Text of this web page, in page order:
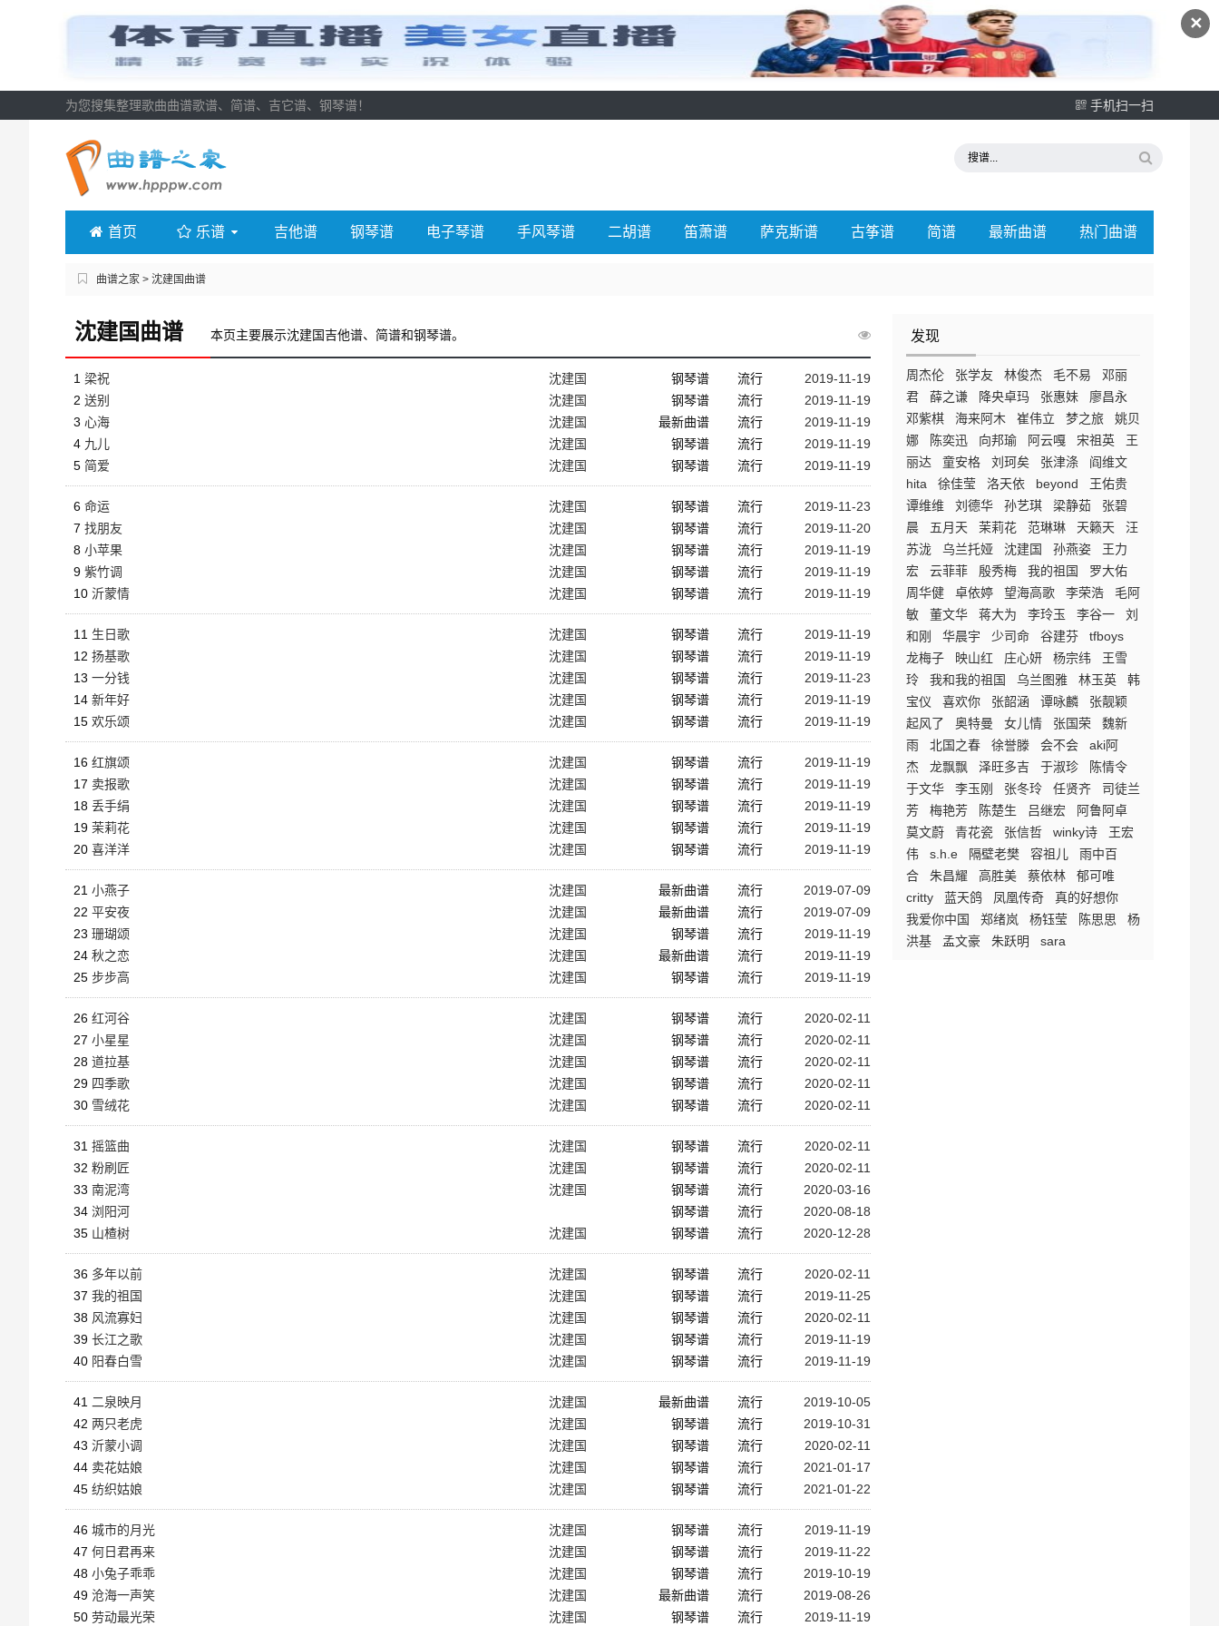
✕
为您搜集整理歌曲曲谱歌谱、简谱、吉它谱、钢琴谱！ 手机扫一扫
首页 乐谱 吉他谱 钢琴谱 电子琴谱 手风琴谱 二胡谱 笛萧谱 萨克斯谱 古筝谱 简谱 最新曲谱 热门曲谱
曲谱之家 > 沈建国曲谱
发现
周杰伦 张学友 林俊杰 毛不易
邓丽
君
薛之谦 降央卓玛 张惠妹
廖昌永
邓紫棋
海来阿木 崔伟立 梦之旅
姚贝
娜
陈奕迅 向邦瑜 阿云嘎 宋祖英
王
丽达
童安格 刘珂矣 张津涤
阎维文
hita
徐佳莹 洛天依 beyond
王佑贵
谭维维
刘德华 孙艺琪 梁静茹
张碧
晨
五月天 茉莉花 范琳琳 天籁天
汪
苏泷
乌兰托娅 沈建国 孙燕姿
王力
宏
云菲菲 殷秀梅 我的祖国
罗大佑
周华健
卓依婷 望海高歌 李荣浩
毛阿
敏
董文华 蒋大为 李玲玉 李谷一
刘
和刚
华晨宇 少司命 谷建芬
tfboys
龙梅子
映山红 庄心妍 杨宗纬
王雪
玲
我和我的祖国 乌兰图雅 林玉英
韩
宝仪
喜欢你 张韶涵 谭咏麟
张靓颖
起风了
奥特曼 女儿情 张国荣
魏新
雨
北国之春 徐誉滕 会不会
aki阿
杰
龙飘飘 泽旺多吉 于淑珍
陈情令
于文华
李玉刚 张冬玲 任贤齐
司徒兰
芳
梅艳芳 陈楚生 吕继宏
阿鲁阿卓
莫文蔚
青花瓷 张信哲 winky诗
王宏
伟
s.h.e 隔壁老樊 容祖儿
雨中百
合
朱昌耀 高胜美 蔡依林
郁可唯
critty
蓝天鸽 凤凰传奇
真的好想你
我爱你中国
郑绪岚 杨钰莹 陈思思
杨
洪基
孟文豪 朱跃明 sara
沈建国曲谱 本页主要展示沈建国吉他谱、简谱和钢琴谱。
1 梁祝 沈建国 钢琴谱 流行
2019-11-19
2 送别 沈建国 钢琴谱 流行
2019-11-19
3 心海 沈建国 最新曲谱 流行
2019-11-19
4 九儿 沈建国 钢琴谱 流行
2019-11-19
5 简爱 沈建国 钢琴谱 流行 2019-11-19
6 命运 沈建国 钢琴谱 流行
2019-11-23
7 找朋友 沈建国 钢琴谱 流行
2019-11-20
8 小苹果 沈建国 钢琴谱 流行
2019-11-19
9 紫竹调 沈建国 钢琴谱 流行
2019-11-19
10 沂蒙情 沈建国 钢琴谱 流行 2019-11-19
11 生日歌 沈建国 钢琴谱 流行
2019-11-19
12 扬基歌 沈建国 钢琴谱 流行
2019-11-19
13 一分钱 沈建国 钢琴谱 流行
2019-11-23
14 新年好 沈建国 钢琴谱 流行
2019-11-19
15 欢乐颂 沈建国 钢琴谱 流行 2019-11-19
16 红旗颂 沈建国 钢琴谱 流行
2019-11-19
17 卖报歌 沈建国 钢琴谱 流行
2019-11-19
18 丢手绢 沈建国 钢琴谱 流行
2019-11-19
19 茉莉花 沈建国 钢琴谱 流行
2019-11-19
20 喜洋洋 沈建国 钢琴谱 流行 2019-11-19
21 小燕子 沈建国 最新曲谱 流行
2019-07-09
22 平安夜 沈建国 最新曲谱 流行
2019-07-09
23 珊瑚颂 沈建国 钢琴谱 流行
2019-11-19
24 秋之恋 沈建国 最新曲谱 流行
2019-11-19
25 步步高 沈建国 钢琴谱 流行 2019-11-19
26 红河谷 沈建国 钢琴谱 流行
2020-02-11
27 小星星 沈建国 钢琴谱 流行
2020-02-11
28 道拉基 沈建国 钢琴谱 流行
2020-02-11
29 四季歌 沈建国 钢琴谱 流行
2020-02-11
30 雪绒花 沈建国 钢琴谱 流行 2020-02-11
31 摇篮曲 沈建国 钢琴谱 流行
2020-02-11
32 粉刷匠 沈建国 钢琴谱 流行
2020-02-11
33 南泥湾 沈建国 钢琴谱 流行
2020-03-16
34 浏阳河 钢琴谱 流行
2020-08-18
35 山楂树 沈建国 钢琴谱 流行 2020-12-28
36 多年以前 沈建国 钢琴谱 流行
2020-02-11
37 我的祖国 沈建国 钢琴谱 流行
2019-11-25
38 风流寡妇 沈建国 钢琴谱 流行
2020-02-11
39 长江之歌 沈建国 钢琴谱 流行
2019-11-19
40 阳春白雪 沈建国 钢琴谱 流行 2019-11-19
41 二泉映月 沈建国 最新曲谱 流行
2019-10-05
42 两只老虎 沈建国 钢琴谱 流行
2019-10-31
43 沂蒙小调 沈建国 钢琴谱 流行
2020-02-11
44 卖花姑娘 沈建国 钢琴谱 流行
2021-01-17
45 纺织姑娘 沈建国 钢琴谱 流行 2021-01-22
46 城市的月光 沈建国 钢琴谱 流行
2019-11-19
47 何日君再来 沈建国 钢琴谱 流行
2019-11-22
48 小兔子乖乖 沈建国 钢琴谱 流行
2019-10-19
49 沧海一声笑 沈建国 最新曲谱 流行
2019-08-26
50 劳动最光荣 沈建国 钢琴谱 流行 2019-11-19